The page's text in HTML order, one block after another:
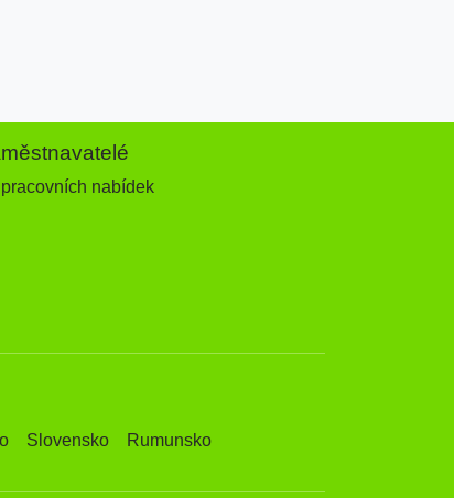
pracovních nabídek
Slovensko Rumunsko